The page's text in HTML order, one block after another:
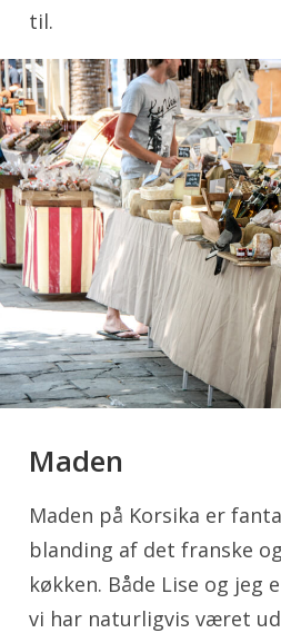
til.
Maden
Maden på Korsika er
blanding af det franske
køkken. Både Lise og jeg
vi har naturligvis været